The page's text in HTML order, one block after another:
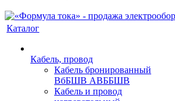
Каталог
Кабель, провод
Кабель бронированный
ВбБШВ АВББШВ
Кабель и провод